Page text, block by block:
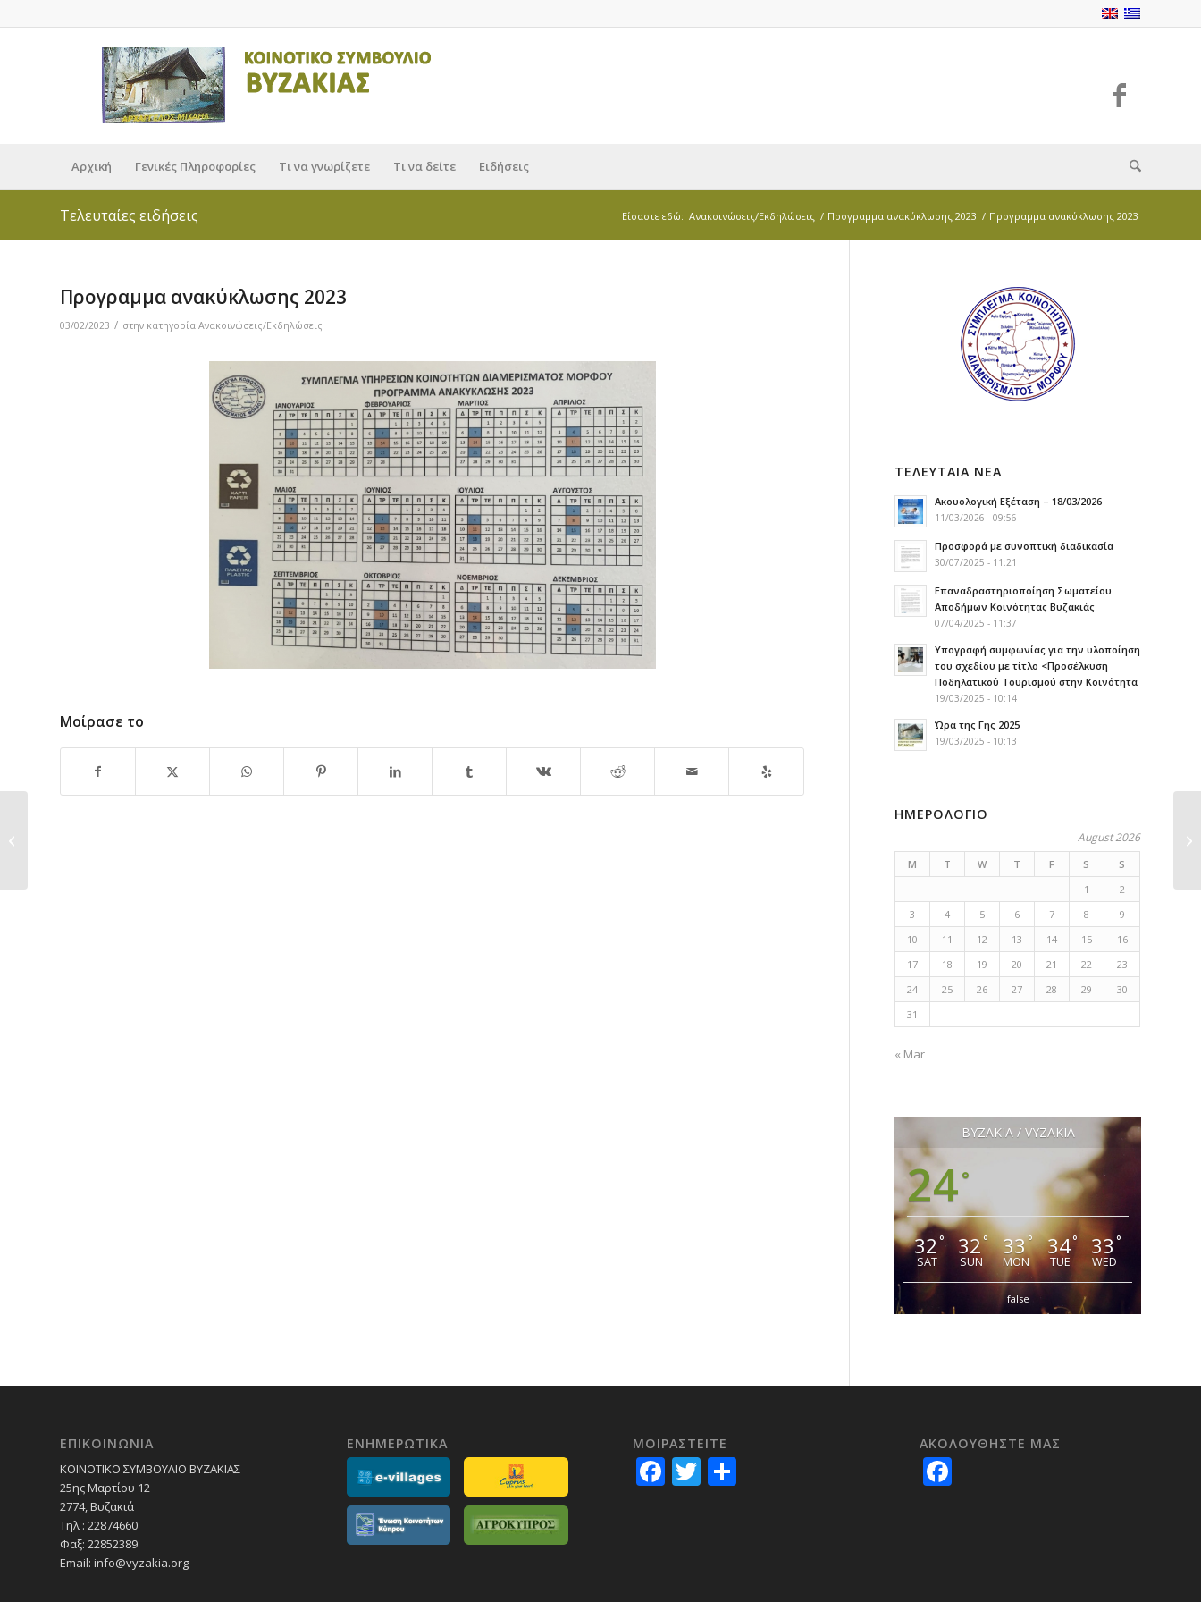
Αρχική Γενικές Πληροφορίες Τι να γνωρίζετε Τι να δείτε Ειδήσεις
Τελευταίες ειδήσεις Είσαστε εδώ: Ανακοινώσεις/Εκδηλώσεις / Προγραμμα ανακύκλωσης 2023 / Προγραμμα ανακύκλωσης 2023
Προγραμμα ανακύκλωσης 2023
03/02/2023 / στην κατηγορία Ανακοινώσεις/Εκδηλώσεις
Μοίρασε το
ΤΕΛΕΥΤΑΙΑ ΝΕΑ
Ακουολογική Εξέταση – 18/03/2026
11/03/2026 - 09:56
Προσφορά με συνοπτική διαδικασία
30/07/2025 - 11:21
Επαναδραστηριοποίηση Σωματείου
Αποδήμων Κοινότητας Βυζακιάς
07/04/2025 - 11:37
Υπογραφή συμφωνίας για την υλοποίηση
του σχεδίου με τίτλο <Προσέλκυση
Ποδηλατικού Τουρισμού στην Κοινότητα
19/03/2025 - 10:14
Ώρα της Γης 2025
19/03/2025 - 10:13
ΗΜΕΡΟΛΟΓΙΟ
August 2026
M T W T F S
S
1
2
3
4 5 6 7 8
9
10
11 12 13 14 15
16
17
18 19 20 21 22
23
24
25 26 27 28 29
30
31
« Mar
ΒΥΖΑΚΙΑ / VYZAKIA
24°
32°
SAT
32°
SUN
33°
MON
34°
TUE
33°
WED
false
ΕΠΙΚΟΙΝΩΝΙΑ
ΚΟΙΝΟΤΙΚΟ ΣΥΜΒΟΥΛΙΟ ΒΥΖΑΚΙΑΣ
25ης Μαρτίου 12
2774, Βυζακιά
Τηλ : 22874660
Φαξ: 22852389
Email: info@vyzakia.org
ΕΝΗΜΕΡΩΤΙΚΑ ΜΟΙΡΑΣTEITE
Facebook
Twitter
ΑΚΟΛΟΥΘΗΣΤΕ ΜΑΣ
Facebook